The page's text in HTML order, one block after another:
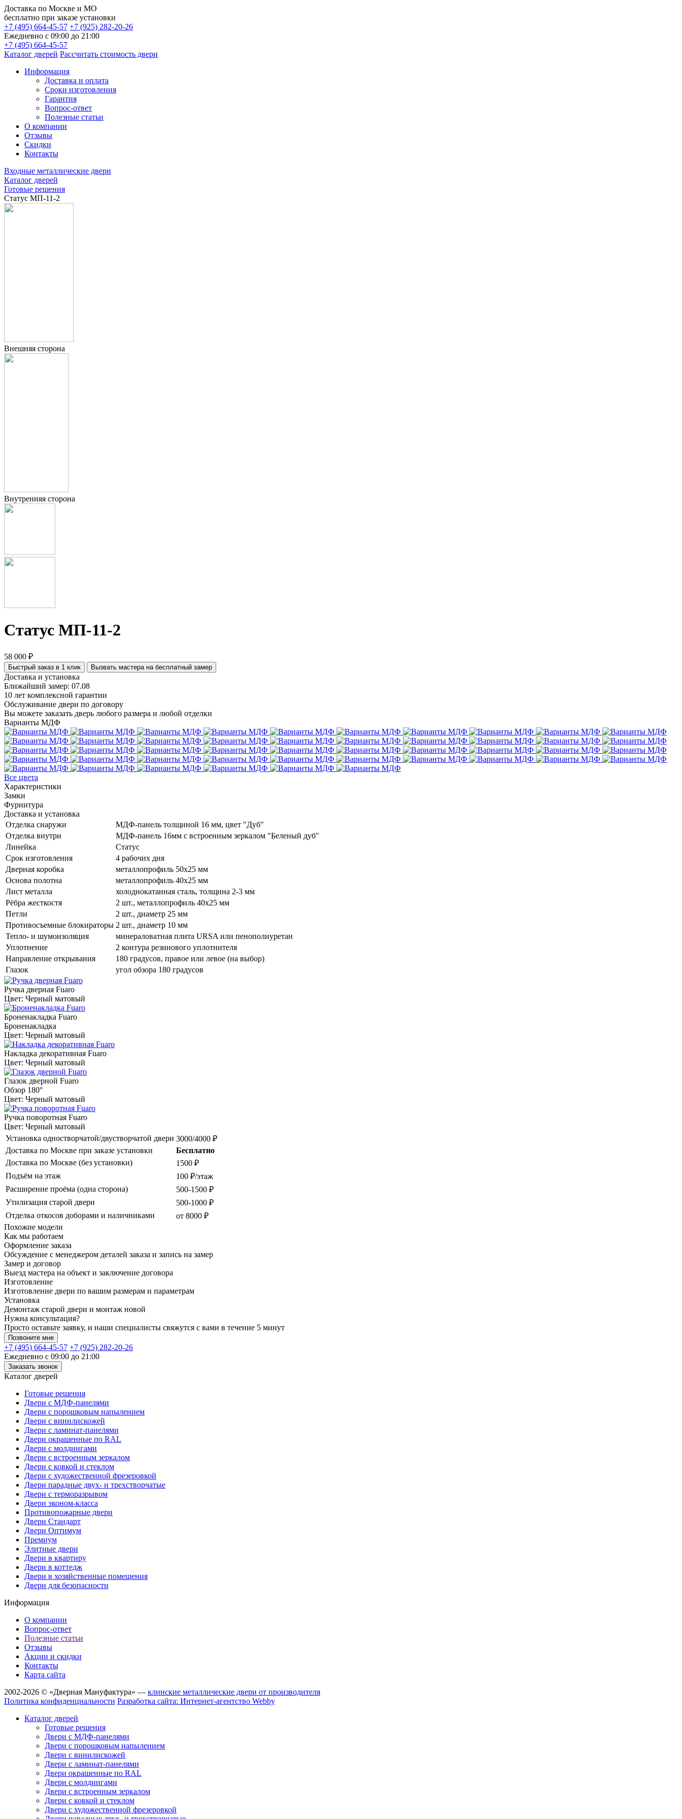
Доставка по Москве и МО
бесплатно при заказе установки
+7 (495) 664-45-57 +7 (925) 282-20-26
Ежедневно с 09:00 до 21:00
+7 (495) 664-45-57
Каталог дверей Рассчитать стоимость двери
Информация
Доставка и оплата
Сроки изготовления
Гарантия
Вопрос-ответ
Полезные статьи
О компании
Отзывы
Скидки
Контакты
Входные металлические двери
Каталог дверей
Готовые решения
Статус МП-11-2
Внешняя сторона
Внутренняя сторона
Статус МП-11-2
58 000 ₽
Быстрый заказ в 1 клик Вызвать мастера на бесплатный замер
Доставка и установка
Ближайший замер: 07.08
10 лет комплексной гарантии
Обслуживание двери по договору
Вы можете заказать дверь любого размера и любой отделки
Варианты МДФ
Все цвета
Характеристики
Замки
Фурнитура
Доставка и установка
Отделка снаружи
МДФ-панель толщиной 16 мм, цвет "Дуб"
Отделка внутри
МДФ-панель 16мм с встроенным зеркалом "Беленый дуб"
Линейка
Статус
Срок изготовления
4 рабочих дня
Дверная коробка
металлопрофиль 50x25 мм
Основа полотна
металлопрофиль 40x25 мм
Лист металла
холоднокатанная сталь, толщина 2-3 мм
Рёбра жесткостя
2 шт., металлопрофиль 40х25 мм
Петли
2 шт., диаметр 25 мм
Противосъемные блокираторы 2 шт., диаметр 10 мм
Тепло- и шумоизоляция
минераловатная плита URSA или пенополиуретан
Уплотнение
2 контура резинового уплотнителя
Направление открывания
180 градусов, правое или левое (на выбор)
Глазок
угол обзора 180 градусов
Ручка дверная Fuaro
Цвет: Черный матовый
Броненакладка Fuaro
Броненакладка
Цвет: Черный матовый
Накладка декоративная Fuaro
Цвет: Черный матовый
Глазок дверной Fuaro
Обзор 180°
Цвет: Черный матовый
Ручка поворотная Fuaro
Цвет: Черный матовый
Установка одностворчатой/двустворчатой двери 3000/4000 ₽
Доставка по Москве при заказе установки
Бесплатно
Доставка по Москве (без установки)
1500 ₽
Подъём на этаж
100 ₽/этаж
Расширение проёма (одна сторона)
500-1500 ₽
Утилизация старой двери
500-1000 ₽
Отделка откосов доборами и наличниками
от 8000 ₽
Похожие модели
Как мы работаем
Оформление заказа
Обсуждение с менеджером деталей заказа и запись на замер
Замер и договор
Выезд мастера на объект и заключение договора
Изготовление
Изготовление двери по вашим размерам и параметрам
Установка
Демонтаж старой двери и монтаж новой
Нужна консультация?
Просто оставьте заявку, и наши специалисты свяжутся с вами в течение 5 минут
Позвоните мне
+7 (495) 664-45-57 +7 (925) 282-20-26
Ежедневно с 09:00 до 21:00
Заказать звонок
Каталог дверей
Готовые решения
Двери с МДФ-панелями
Двери с порошковым напылением
Двери с винилискожей
Двери с ламинат-панелями
Двери окрашенные по RAL
Двери с молдингами
Двери с встроенным зеркалом
Двери с ковкой и стеклом
Двери с художественной фрезеровкой
Двери парадные двух- и трехстворчатые
Двери с терморазрывом
Двери эконом-класса
Противопожарные двери
Двери Стандарт
Двери Оптимум
Премиум
Элитные двери
Двери в квартиру
Двери в коттедж
Двери в хозяйственные помещения
Двери для безопасности
Информация
О компании
Вопрос-ответ
Полезные статьи
Отзывы
Акции и скидки
Контакты
Карта сайта
2002-2026 © «Дверная Мануфактура» — клинские металлические двери от производителя
Политика конфиденциальности Разработка сайта: Интернет-агентство Webby
Каталог дверей
Готовые решения
Двери с МДФ-панелями
Двери с порошковым напылением
Двери с винилискожей
Двери с ламинат-панелями
Двери окрашенные по RAL
Двери с молдингами
Двери с встроенным зеркалом
Двери с ковкой и стеклом
Двери с художественной фрезеровкой